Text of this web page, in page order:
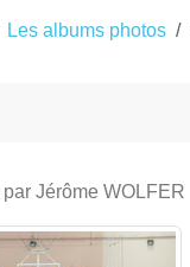
Les albums photos
par Jérôme WOLFER